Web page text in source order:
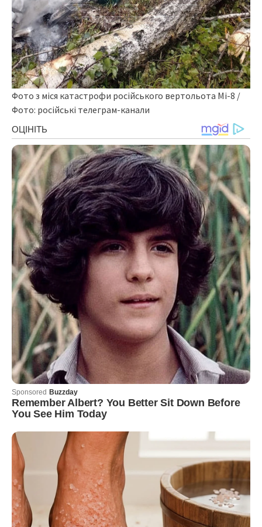
Фото з міся катастрофи російського вертольота Мі-8 /
Фото: російські телеграм-канали